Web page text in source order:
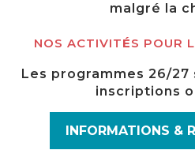
malgré la
NOS ACTIVITÉS POUR
Les programmes 26/
inscriptions
INFORMATIONS &